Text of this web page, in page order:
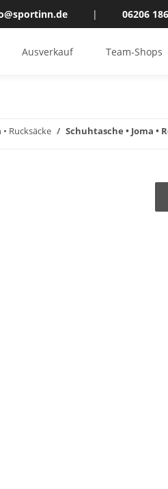
| 06206
Ausverkauf Team-Shops
• Rucksäcke Schuhtasche • Joma •